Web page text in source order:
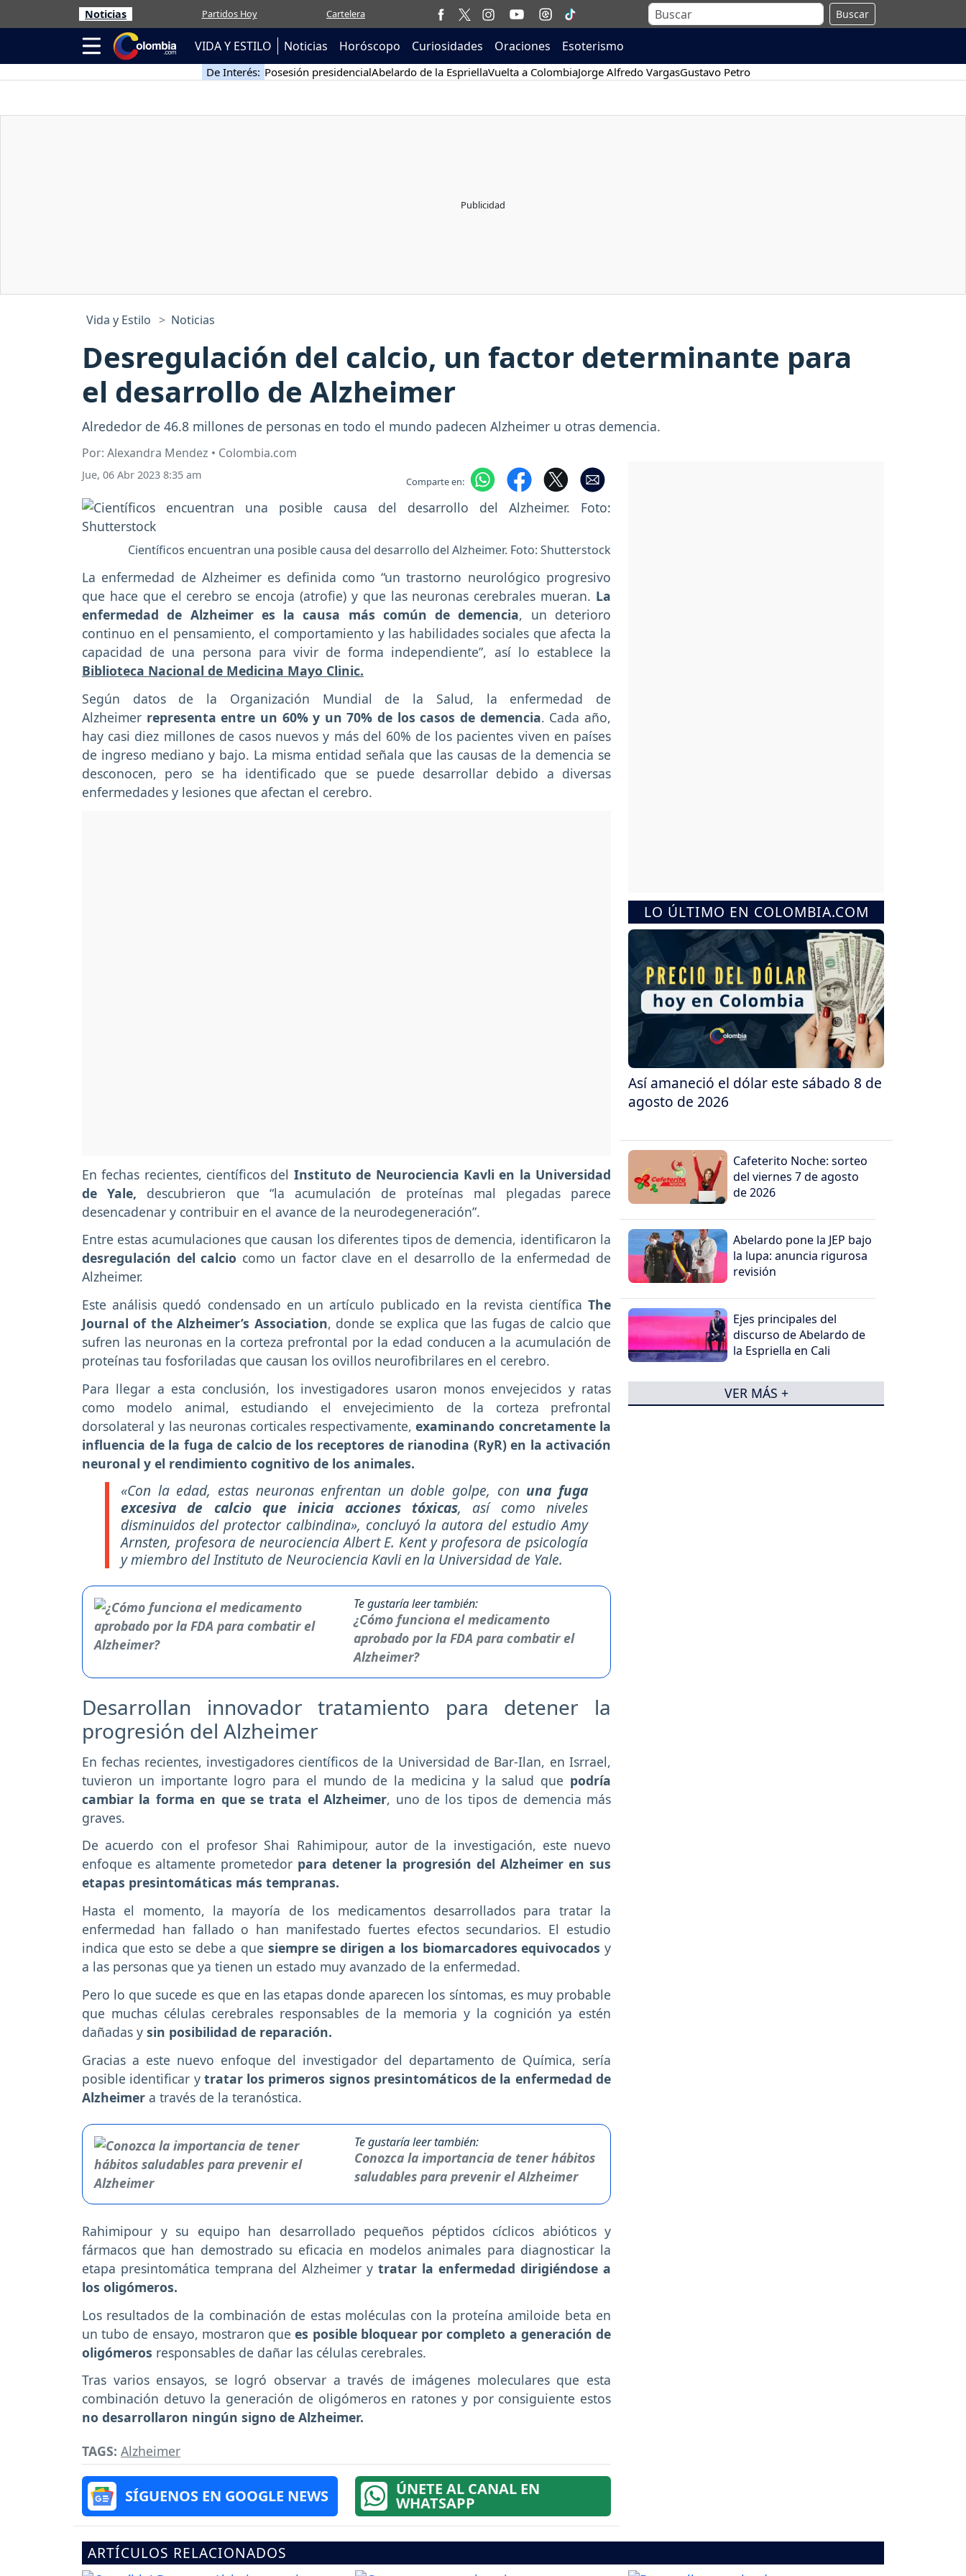
Noticias Partidos Hoy Cartelera Buscar
VIDA Y ESTILO Noticias Horóscopo Curiosidades Oraciones Esoterismo
De Interés: Posesión presidencialAbelardo de la EspriellaVuelta a ColombiaJorge Alfredo VargasGustavo Petro
Vida y Estilo Noticias
Desregulación del calcio, un factor determinante para
el desarrollo de Alzheimer
Alrededor de 46.8 millones de personas en todo el mundo padecen Alzheimer u otras demencia.
Por: Alexandra Mendez • Colombia.com
Jue, 06 Abr 2023 8:35 am Comparte en:
Científicos encuentran una posible causa del desarrollo del Alzheimer. Foto: Shutterstock
La enfermedad de Alzheimer es definida como “un trastorno neurológico progresivo
que hace que el cerebro se encoja (atrofie) y que las neuronas cerebrales mueran. La
enfermedad de Alzheimer es la causa más común de demencia, un deterioro
continuo en el pensamiento, el comportamiento y las habilidades sociales que afecta la
capacidad de una persona para vivir de forma independiente”, así lo establece la
Biblioteca Nacional de Medicina Mayo Clinic.
Según datos de la Organización Mundial de la Salud, la enfermedad de
Alzheimer representa entre un 60% y un 70% de los casos de demencia. Cada año,
hay casi diez millones de casos nuevos y más del 60% de los pacientes viven en países
de ingreso mediano y bajo. La misma entidad señala que las causas de la demencia se
desconocen, pero se ha identificado que se puede desarrollar debido a diversas
enfermedades y lesiones que afectan el cerebro.
En fechas recientes, científicos del Instituto de Neurociencia Kavli en la Universidad
de Yale, descubrieron que “la acumulación de proteínas mal plegadas parece
desencadenar y contribuir en el avance de la neurodegeneración”.
Entre estas acumulaciones que causan los diferentes tipos de demencia, identificaron la
desregulación del calcio como un factor clave en el desarrollo de la enfermedad de
Alzheimer.
Este análisis quedó condensado en un artículo publicado en la revista científica The
Journal of the Alzheimer’s Association, donde se explica que las fugas de calcio que
sufren las neuronas en la corteza prefrontal por la edad conducen a la acumulación de
proteínas tau fosforiladas que causan los ovillos neurofibrilares en el cerebro.
Para llegar a esta conclusión, los investigadores usaron monos envejecidos y ratas
como modelo animal, estudiando el envejecimiento de la corteza prefrontal
dorsolateral y las neuronas corticales respectivamente, examinando concretamente la
influencia de la fuga de calcio de los receptores de rianodina (RyR) en la activación
neuronal y el rendimiento cognitivo de los animales.
«Con la edad, estas neuronas enfrentan un doble golpe, con una fuga
excesiva de calcio que inicia acciones tóxicas, así como niveles
disminuidos del protector calbindina», concluyó la autora del estudio Amy
Arnsten, profesora de neurociencia Albert E. Kent y profesora de psicología
y miembro del Instituto de Neurociencia Kavli en la Universidad de Yale.
Te gustaría leer también:
¿Cómo funciona el medicamento
aprobado por la FDA para combatir el
Alzheimer?
Desarrollan innovador tratamiento para detener la
progresión del Alzheimer
En fechas recientes, investigadores científicos de la Universidad de Bar-Ilan, en Isrrael,
tuvieron un importante logro para el mundo de la medicina y la salud que podría
cambiar la forma en que se trata el Alzheimer, uno de los tipos de demencia más
graves.
De acuerdo con el profesor Shai Rahimipour, autor de la investigación, este nuevo
enfoque es altamente prometedor para detener la progresión del Alzheimer en sus
etapas presintomáticas más tempranas.
Hasta el momento, la mayoría de los medicamentos desarrollados para tratar la
enfermedad han fallado o han manifestado fuertes efectos secundarios. El estudio
indica que esto se debe a que siempre se dirigen a los biomarcadores equivocados y
a las personas que ya tienen un estado muy avanzado de la enfermedad.
Pero lo que sucede es que en las etapas donde aparecen los síntomas, es muy probable
que muchas células cerebrales responsables de la memoria y la cognición ya estén
dañadas y sin posibilidad de reparación.
Gracias a este nuevo enfoque del investigador del departamento de Química, sería
posible identificar y tratar los primeros signos presintomáticos de la enfermedad de
Alzheimer a través de la teranóstica.
Te gustaría leer también:
Conozca la importancia de tener hábitos
saludables para prevenir el Alzheimer
Rahimipour y su equipo han desarrollado pequeños péptidos cíclicos abióticos y
fármacos que han demostrado su eficacia en modelos animales para diagnosticar la
etapa presintomática temprana del Alzheimer y tratar la enfermedad dirigiéndose a
los oligómeros.
Los resultados de la combinación de estas moléculas con la proteína amiloide beta en
un tubo de ensayo, mostraron que es posible bloquear por completo a generación de
oligómeros responsables de dañar las células cerebrales.
Tras varios ensayos, se logró observar a través de imágenes moleculares que esta
combinación detuvo la generación de oligómeros en ratones y por consiguiente estos
no desarrollaron ningún signo de Alzheimer.
TAGS: Alzheimer
SÍGUENOS EN GOOGLE NEWS ÚNETE AL CANAL EN
WHATSAPP
LO ÚLTIMO EN COLOMBIA.COM
Así amaneció el dólar este sábado 8 de
agosto de 2026
Cafeterito Noche: sorteo
del viernes 7 de agosto
de 2026
Abelardo pone la JEP bajo
la lupa: anuncia rigurosa
revisión
Ejes principales del
discurso de Abelardo de
la Espriella en Cali
VER MÁS +
ARTÍCULOS RELACIONADOS